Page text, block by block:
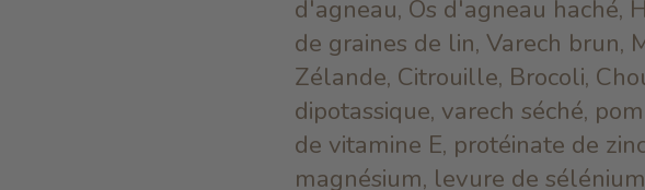
d'agneau, Os d'agneau haché,
de graines de lin, Varech
Zélande, Citrouille, Brocoli,
dipotassique, varech séché,
de vitamine E, protéinate de
magnésium, levure de